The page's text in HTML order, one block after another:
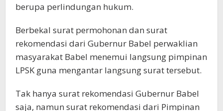
berupa perlindungan hukum.
Berbekal surat permohonan dan surat
rekomendasi dari Gubernur Babel perwaklian
masyarakat Babel menemui langsung pimpinan
LPSK guna mengantar langsung surat tersebut.
Tak hanya surat rekomendasi Gubernur Babel
saja, namun surat rekomendasi dari Pimpinan